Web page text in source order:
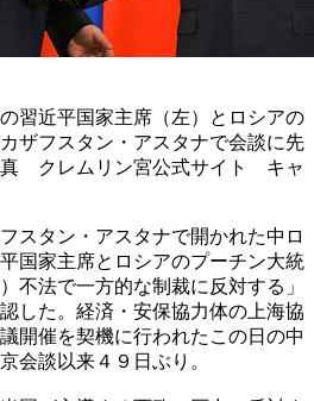
習近平国家主席（左）とロシアの
ザフスタン・アスタナで会談に先
真 クレムリン宮公式サイト キャ
スタン・アスタナで開かれた中ロ
国家主席とロシアのプーチン大統
不法で一方的な制裁に反対する」
した。経済・安保協力体の上海協
開催を契機に行われたこの日の中
会談以来４９日ぶり。